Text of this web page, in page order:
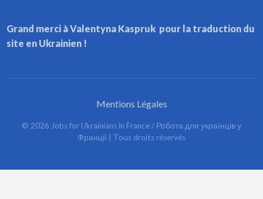
Grand merci à Valentyna Kaspruk pour la traduction du
site en Ukrainien !
Mentions Légales
© 2026 Jobs for Ukrainians in France / Робота для українців у
Франції | Tous droits réservés